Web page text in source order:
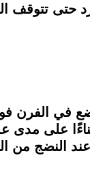
حتى تتوقف
على مدى
النضج من